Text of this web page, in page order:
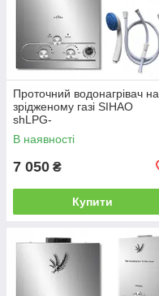
Проточний водонагрівач на
зрідженому газі SIHAO
shLPG-
RSQ8LYHSYQGBS0000V0
В наявності
7 050 ₴
Купити